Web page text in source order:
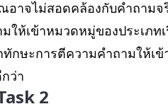
อาจไม่สอดคล้องกับคำถาม
ห้เข้าหมวดหมู่ของประเภท
ษะการตีความคำถามให้เข้
ว่า
2